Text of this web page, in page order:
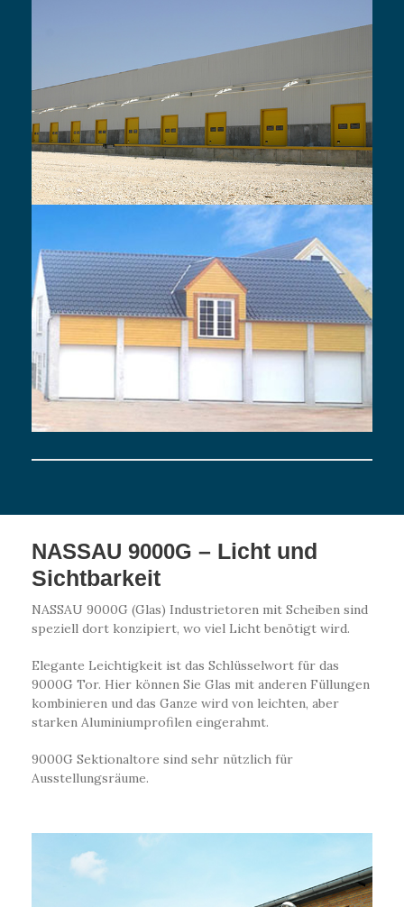
NASSAU 9000G – Licht und
Sichtbarkeit
NASSAU 9000G (Glas) Industrietoren mit Scheiben sind
speziell dort konzipiert, wo viel Licht benötigt wird.
Elegante Leichtigkeit ist das Schlüsselwort für das
9000G Tor. Hier können Sie Glas mit anderen Füllungen
kombinieren und das Ganze wird von leichten, aber
starken Aluminiumprofilen eingerahmt.
9000G Sektionaltore sind sehr nützlich für
Ausstellungsräume.